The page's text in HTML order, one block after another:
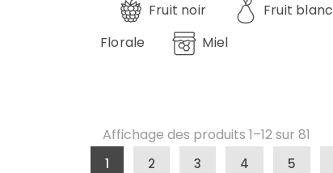
Fruit noir
Fruit blanc
Florale
Miel
Affichage des produits 1–12 sur 81
1 2 3 4 5